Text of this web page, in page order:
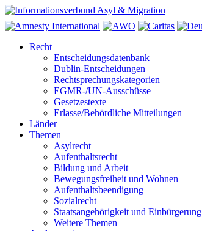
Recht
Entscheidungsdatenbank
Dublin-Entscheidungen
Rechtsprechungskategorien
EGMR-/UN-Ausschüsse
Gesetzestexte
Erlasse/Behördliche Mitteilungen
Länder
Themen
Asylrecht
Aufenthaltsrecht
Bildung und Arbeit
Bewegungsfreiheit und Wohnen
Aufenthaltsbeendigung
Sozialrecht
Staatsangehörigkeit und Einbürgerung
Weitere Themen